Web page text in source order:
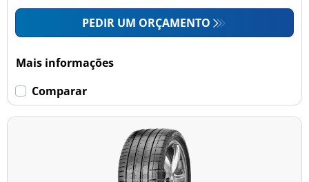
PEDIR UM ORÇAMENTO
Mais informações
Comparar